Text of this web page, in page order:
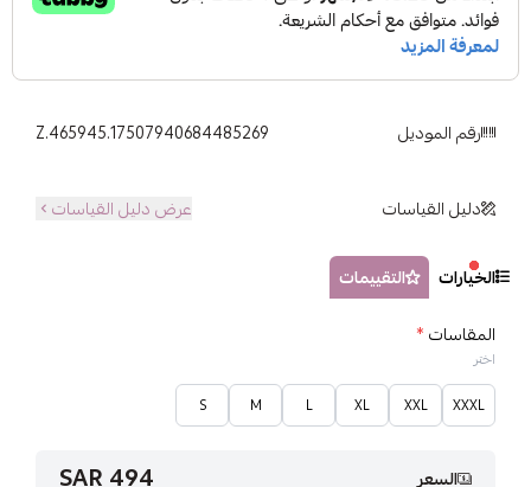
رقم الموديل Z.465945.17507940684485269
دليل القياسات عرض دليل القياسات
الخيارات
التقييمات
المقاسات*
اختر
XXXL
XXL
XL
L
M
S
السعر 494 SAR